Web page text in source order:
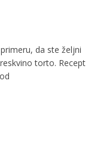
da ste željni
torto. Recept